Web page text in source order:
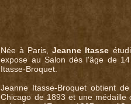
Née à Paris,Jeanne Itasse
expose au Salon dès l'âge de
Itasse-Broquet.
Jeanne Itasse-Broquet obtient
Chicago de 1893 et une